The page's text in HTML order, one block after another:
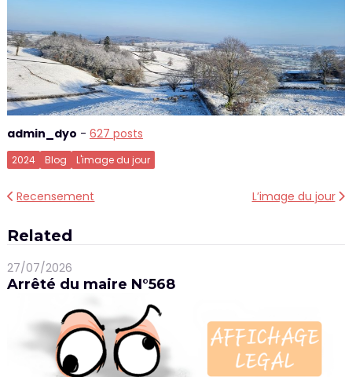
admin_dyo - 627 posts
2024 Blog L'image du jour
Navigation
l’article
Recensement L’image du jour
Related
27/07/2026
Arrêté du maire N°568